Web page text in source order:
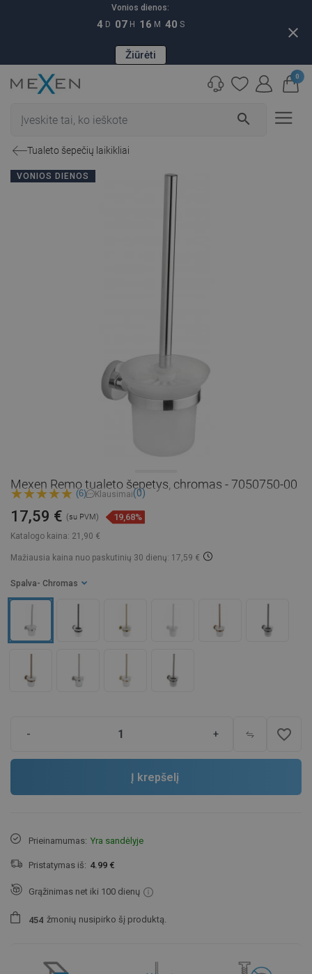
Vonios dienos:
4 D 07 H 16 M 39 S
Žiūrėti
close
search
0
Tualeto šepečių laikikliai
VONIOS DIENOS
Mexen Remo tualeto šepetys, chromas - 7050750-00
(6) Klausimai(0)
Katalogo kaina: 21,90 €
17,59 € (su PVM) 19,68%
Mažiausia kaina nuo paskutinių 30 dienų: 17,59 €
Spalva - Chromas
- + favorite_border
Į krepšelį
Prieinamumas: Yra sandėlyje
Pristatymas iš: 4.99 €
Grąžinimas net iki 100 dienų
454 žmonių nusipirko šį produktą.